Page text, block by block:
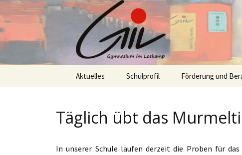
Aktuelles Schulprofil Förderung und
Täglich übt das
In unserer Schule laufen derzeit die Proben für